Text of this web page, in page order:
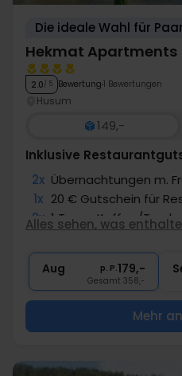
Die ideale Wahl für
Hekmat Apartments
2.0/ 5 Bewertung 1 Bewertungen
Husum
149,-
Inklusive
2x Übernachtungen m.
1x 20 € Gutschein für
2x 1 Tasse Kaffee/Tee
∞ Endreinigung
Alles sehen, was
Aug p. P.179,-
Gesamt 358,-
Mehr